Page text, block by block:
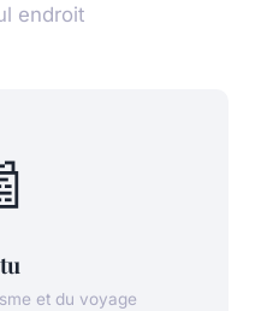
endroit
et du voyage